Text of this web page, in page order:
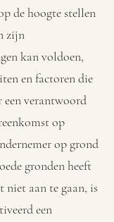
de hoogte stellen
zijn
kan voldoen,
en factoren die
verantwoord
op
op grond
gronden heeft
niet aan te gaan, is
een